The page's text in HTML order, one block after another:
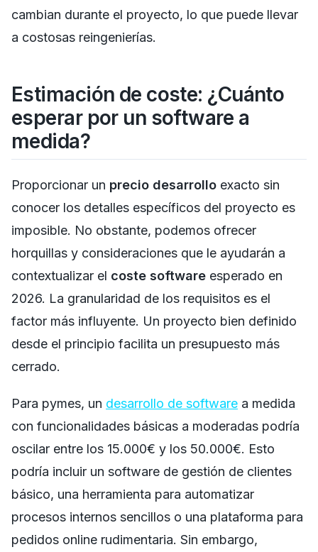
cambian durante el proyecto, lo que puede llevar
a costosas reingenierías.
Estimación de coste: ¿Cuánto
esperar por un software a
medida?
Proporcionar un precio desarrollo exacto sin
conocer los detalles específicos del proyecto es
imposible. No obstante, podemos ofrecer
horquillas y consideraciones que le ayudarán a
contextualizar el coste software esperado en
2026. La granularidad de los requisitos es el
factor más influyente. Un proyecto bien definido
desde el principio facilita un presupuesto más
cerrado.
Para pymes, un desarrollo de software a medida
con funcionalidades básicas a moderadas podría
oscilar entre los 15.000€ y los 50.000€. Esto
podría incluir un software de gestión de clientes
básico, una herramienta para automatizar
procesos internos sencillos o una plataforma para
pedidos online rudimentaria. Sin embargo,